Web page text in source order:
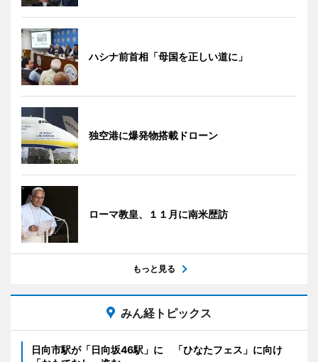
ハシナ前首相「母国を正しい道に」
独空港に爆発物搭載ドローン
ローマ教皇、１１月に南米歴訪
もっと見る
みん経トピックス
日向市駅が「日向坂46駅」に 「ひなたフェス」に向け